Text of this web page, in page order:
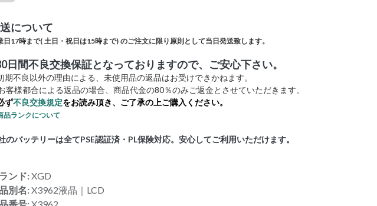
について
日17時まで( 土日・祝日は15時まで) のご注文に限り原則として当日発送致します。
日間不良交換保証となっておりますので、ご安心下さい。
期不良以外の理由による、未使用品の返品はお受けできかねます。
客様都合による返品の場合、商品代金の80％のみご返金とさせていただきます。
ず不良交換規定をお読み頂き、ご了承の上ご購入ください。
品ランクについて
のバッテリーは全てPSE認証済・PL保険対応。安心してご利用いただけます。
ンド:XGD
別名:X3962液晶｜LCD